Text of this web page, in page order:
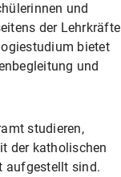
und
der Lehrkräfte
bietet
und
studieren,
der katholischen
aufgestellt sind.